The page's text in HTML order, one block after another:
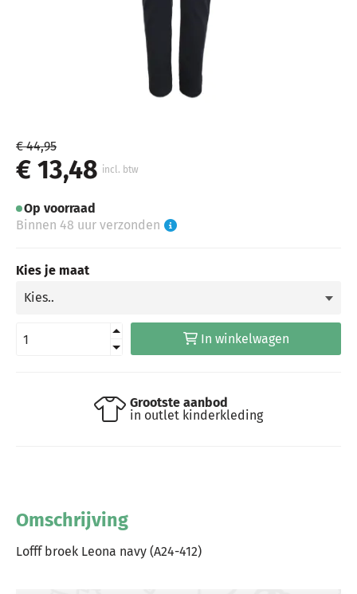
€ 44,95
€ 13,48 incl. btw
Op voorraad
Binnen 48 uur verzonden
Kies je maat
In winkelwagen
Grootste aanbod
in outlet kinderkleding
Omschrijving
Lofff broek Leona navy (A24-412)